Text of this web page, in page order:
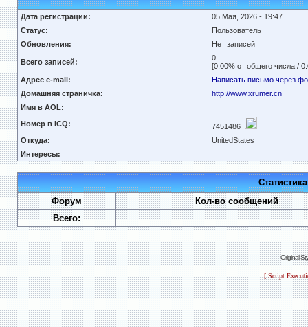
Дата регистрации:
05 Мая, 2026 - 19:47
Статус:
Пользователь
Обновления:
Нет записей
Всего записей:
0
[0.00% от общего числа /
Адрес e-mail:
Написать письмо через
Домашняя страничка:
http://www.xrumer.cn
Имя в AOL:
Номер в ICQ:
7451486
Откуда:
UnitedStates
Интересы:
Форум
Кол-во сообщений
Всего:
Original
[ Script